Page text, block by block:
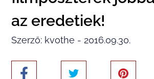
az eredetiek!
Szerző: kvothe - 2016.09.30.